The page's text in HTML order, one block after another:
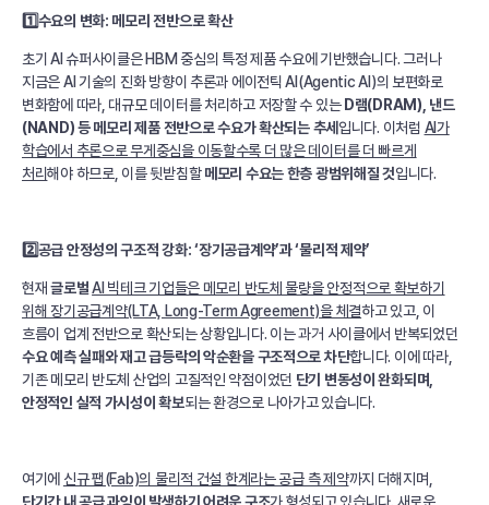
1️⃣수요의 변화: 메모리 전반으로 확산
초기 AI 슈퍼사이클은 HBM 중심의 특정 제품 수요에 기반했습니다. 그러나
지금은 AI 기술의 진화 방향이 추론과 에이전틱 AI(Agentic AI)의 보편화로
변화함에 따라, 대규모 데이터를 처리하고 저장할 수 있는 D램(DRAM), 낸드
(NAND) 등 메모리 제품 전반으로 수요가 확산되는 추세입니다. 이처럼 AI가
학습에서 추론으로 무게중심을 이동할수록 더 많은 데이터를 더 빠르게
처리해야 하므로, 이를 뒷받침할메모리 수요는 한층 광범위해질 것입니다.
2️⃣공급 안정성의 구조적 강화: ‘장기공급계약’과 ‘물리적 제약’
현재글로벌AI 빅테크 기업들은 메모리 반도체 물량을 안정적으로 확보하기
위해 장기공급계약(LTA, Long-Term Agreement)을 체결하고 있고, 이
흐름이 업계 전반으로 확산되는 상황입니다. 이는 과거 사이클에서 반복되었던
수요 예측 실패와 재고 급등락의 악순환을 구조적으로 차단합니다. 이에 따라,
기존 메모리 반도체 산업의 고질적인 약점이었던 단기 변동성이 완화되며,
안정적인 실적 가시성이 확보되는 환경으로 나아가고 있습니다.
여기에 신규 팹(Fab)의 물리적 건설 한계라는 공급 측 제약까지 더해지며,